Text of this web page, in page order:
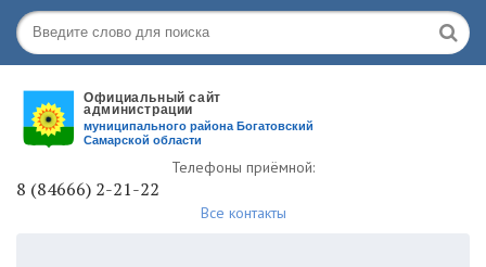
Телефоны приёмной:
8 (84666) 2-21-22
Все контакты